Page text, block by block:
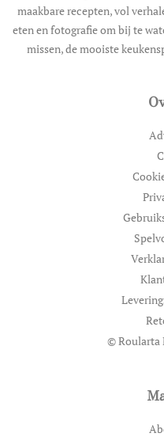
maakbare recepten, vol
eten en fotografie om bij te
missen, de mooiste
© Roularta